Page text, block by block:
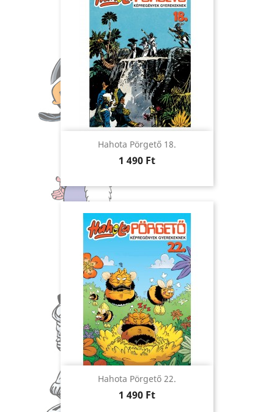
Hahota Pörgető 18.
Ár
1 490 Ft
Hahota Pörgető 22.
Ár
1 490 Ft